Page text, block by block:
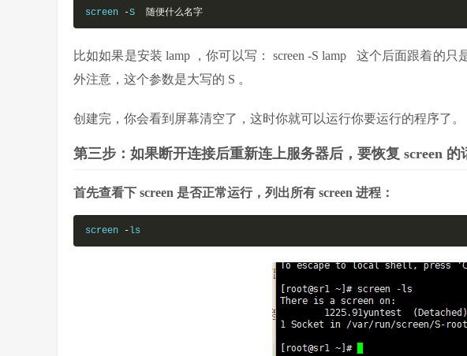
screen -S 随便什么名字
比如如果是安装 lamp ，你可以写： screen -S lamp 这个后面跟着的
外注意，这个参数是大写的 S 。
创建完，你会看到屏幕清空了，这时你就可以运行你要运行的程序了。
第三步：如果断开连接后重新连上服务器后，要恢复 screen 的
首先查看下 screen 是否正常运行，列出所有 screen 进程：
screen - ls